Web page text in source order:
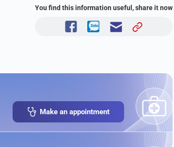
You find this information useful, share it now
Make an appointment